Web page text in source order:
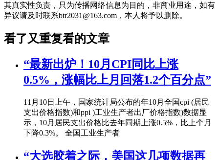
其真实性负责，只为传播网络信息为目的，非商业用途，如有
异议请及时联系btr2031@163.com，本人将予以删除。
看了又重复看的文章
“最新出炉！10月CPI同比上涨
0.5%，涨幅比上月回落1.2个百分点”
11月10日上午，国家统计局公布的年10月全国cpi (居民
支出价格指数)和ppi )工业生产者出厂价格指数)数据显
示，10月居民支出价格比去年同期上涨0.5%，比上个月
下降0.3%。 全国工业生产者
“大选胶着之际，美国这几项数据再